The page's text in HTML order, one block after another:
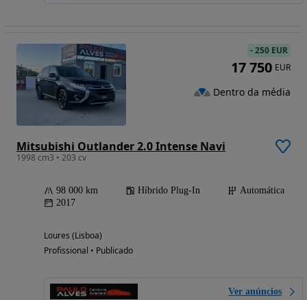
Mitsubishi Outlander 2.0 Intense Navi
1998 cm3 • 203 cv
98 000 km Híbrido Plug-In
Automática
2017
Loures (Lisboa)
Profissional • Publicado
Ver anúncios
-250 EUR
17 750 EUR
Dentro da média